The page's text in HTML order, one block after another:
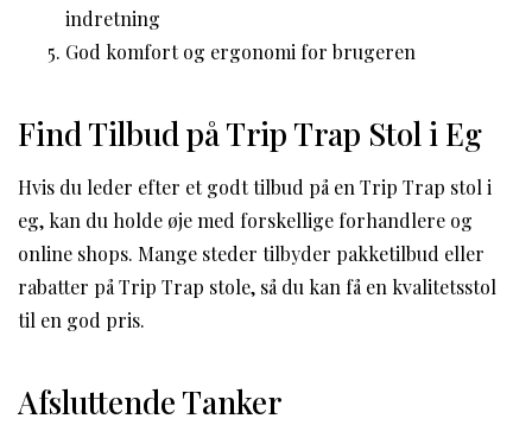
indretning
God komfort og ergonomi for brugeren
Find Tilbud på Trip Trap Stol i Eg
Hvis du leder efter et godt tilbud på en Trip Trap stol i
eg, kan du holde øje med forskellige forhandlere og
online shops. Mange steder tilbyder pakketilbud eller
rabatter på Trip Trap stole, så du kan få en kvalitetsstol
til en god pris.
Afsluttende Tanker